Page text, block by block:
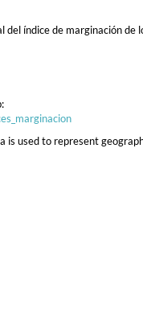
índice de marginación de
is used to represent